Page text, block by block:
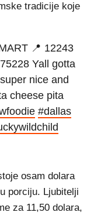
tradicije koje
📍 12243
Yall gotta
nice and
cheese pita
#dallas
osam dolara
porciju. Ljubitelji
za 11,50 dolara,